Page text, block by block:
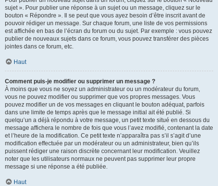
sujet ». Pour publier une réponse à un sujet ou un message, cliquez sur le
bouton « Répondre ». Il se peut que vous ayez besoin d’être inscrit avant de
pouvoir rédiger un message. Sur chaque forum, une liste de vos permissions
est affichée en bas de l’écran du forum ou du sujet. Par exemple : vous pouvez
publier de nouveaux sujets dans ce forum, vous pouvez transférer des pièces
jointes dans ce forum, etc.
Haut
Comment puis-je modifier ou supprimer un message ?
À moins que vous ne soyez un administrateur ou un modérateur du forum,
vous ne pouvez modifier ou supprimer que vos propres messages. Vous
pouvez modifier un de vos messages en cliquant le bouton adéquat, parfois
dans une limite de temps après que le message initial ait été publié. Si
quelqu’un a déjà répondu à votre message, un petit texte situé en dessous du
message affichera le nombre de fois que vous l’avez modifié, contenant la date
et l’heure de la modification. Ce petit texte n’apparaîtra pas s’il s’agit d’une
modification effectuée par un modérateur ou un administrateur, bien qu’ils
puissent rédiger une raison discrète concernant leur modification. Veuillez
noter que les utilisateurs normaux ne peuvent pas supprimer leur propre
message si une réponse a été publiée.
Haut